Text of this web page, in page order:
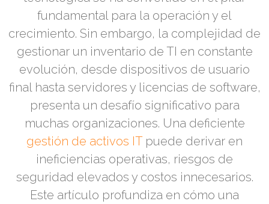
fundamental para la operación y el
crecimiento. Sin embargo, la complejidad de
gestionar un inventario de TI en constante
evolución, desde dispositivos de usuario
final hasta servidores y licencias de software,
presenta un desafío significativo para
muchas organizaciones. Una deficiente
gestión de activos ITpuede derivar en
ineficiencias operativas, riesgos de
seguridad elevados y costos innecesarios.
Este artículo profundiza en cómo una